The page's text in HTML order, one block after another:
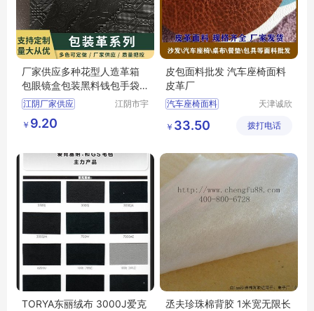
厂家供应多种花型人造革箱
包眼镜盒包装黑料钱包手袋
印刷皮革
江阴厂家供应
江阴市宇
￥ 9.20
皮包面料批发 汽车座椅面料
皮革厂
汽车座椅面料
天津诚欣
有限公司
￥ 33.50 拨打电话
TORYA东丽绒布 3000J爱克
丞夫珍珠棉背胶 1米宽无限长